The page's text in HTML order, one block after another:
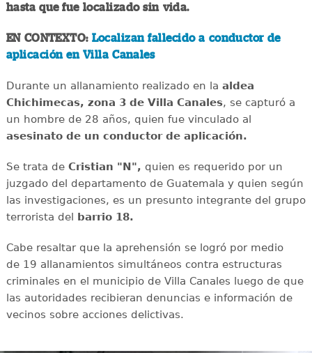
hasta que fue localizado sin vida.
EN CONTEXTO:Localizan fallecido a conductor de
aplicación en Villa Canales
Durante un allanamiento realizado en la aldea
Chichimecas, zona 3 de Villa Canales, se capturó a
un hombre de 28 años, quien fue vinculado al
asesinato de un conductor de aplicación.
Se trata de Cristian "N", quien es requerido por un
juzgado del departamento de Guatemala y quien según
las investigaciones, es un presunto integrante del grupo
terrorista del barrio 18.
Cabe resaltar que la aprehensión se logró por medio
de 19 allanamientos simultáneos contra estructuras
criminales en el municipio de Villa Canales luego de que
las autoridades recibieran denuncias e información de
vecinos sobre acciones delictivas.